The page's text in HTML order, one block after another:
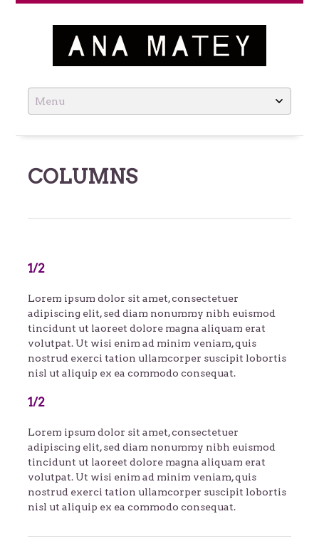
Skip
to
COLUMNS
1/2
Lorem ipsum dolor sit amet, consectetuer
adipiscing elit, sed diam nonummy nibh euismod
tincidunt ut laoreet dolore magna aliquam erat
volutpat. Ut wisi enim ad minim veniam, quis
nostrud exerci tation ullamcorper suscipit lobortis
nisl ut aliquip ex ea commodo consequat.
1/2
Lorem ipsum dolor sit amet, consectetuer
adipiscing elit, sed diam nonummy nibh euismod
tincidunt ut laoreet dolore magna aliquam erat
volutpat. Ut wisi enim ad minim veniam, quis
nostrud exerci tation ullamcorper suscipit lobortis
nisl ut aliquip ex ea commodo consequat.